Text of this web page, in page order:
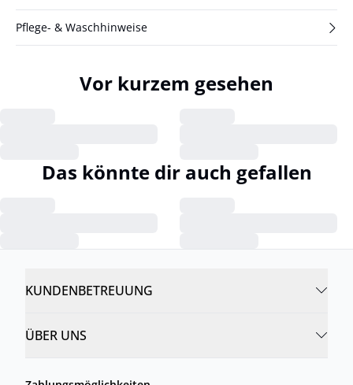
Pflege- & Waschhinweise
Vor kurzem gesehen
Das könnte dir auch gefallen
KUNDENBETREUUNG
ÜBER UNS